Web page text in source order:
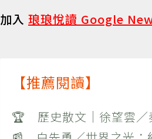
加入 琅琅悅讀 Google
【推薦閱讀】
🏆 歷史散文｜徐望雲／